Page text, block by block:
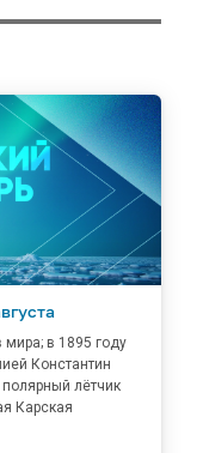
в 1895 году
Константин
лётчик
Карская